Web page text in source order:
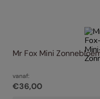
Mr Fox Mini
vanaf:
€36,00